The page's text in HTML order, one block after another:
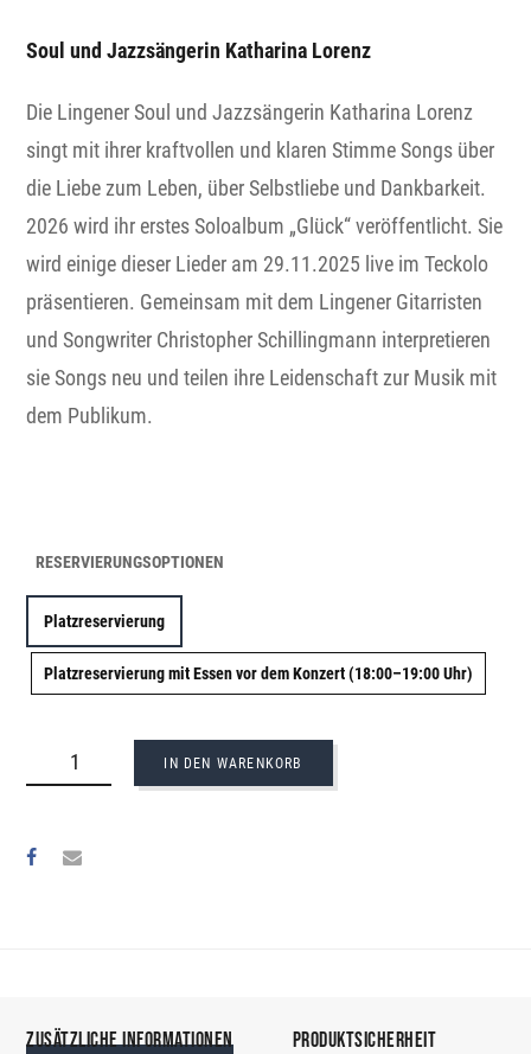
Soul und Jazzsängerin Katharina Lorenz
Die Lingener Soul und Jazzsängerin Katharina Lorenz
singt mit ihrer kraftvollen und klaren Stimme Songs über
die Liebe zum Leben, über Selbstliebe und Dankbarkeit.
2026 wird ihr erstes Soloalbum „Glück“ veröffentlicht. Sie
wird einige dieser Lieder am 29.11.2025 live im Teckolo
präsentieren. Gemeinsam mit dem Lingener Gitarristen
und Songwriter Christopher Schillingmann interpretieren
sie Songs neu und teilen ihre Leidenschaft zur Musik mit
dem Publikum.
RESERVIERUNGSOPTIONEN
Platzreservierung
Platzreservierung mit Essen vor dem Konzert (18:00–19:00 Uhr)
KATHARINA
IN DEN WARENKORB
ZUSÄTZLICHE INFORMATIONEN PRODUKTSICHERHEIT